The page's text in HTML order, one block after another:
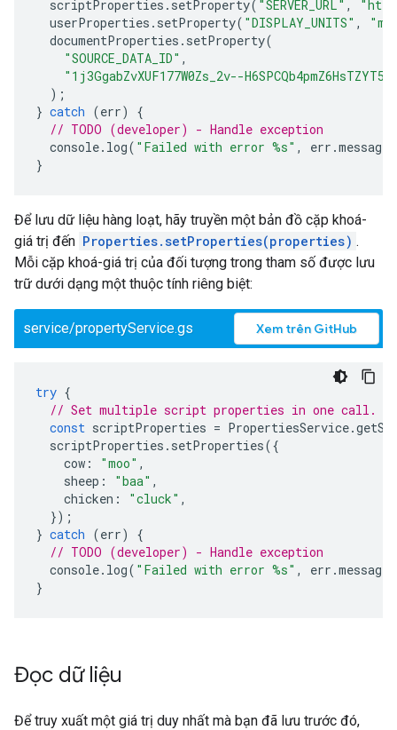
scriptProperties . setProperty( "SERVER_URL" ,
userProperties . setProperty( "DISPLAY_UNITS" ,
documentProperties . setProperty(
"SOURCE_DATA_ID" ,
"1j3GgabZvXUF177W0Zs_2v--
);
} catch (err)
{
// TODO (developer) - Handle exception
console. log( "Failed with error %s" , err .message
}
Để lưu dữ liệu hàng loạt, hãy truyền một bản đồ cặp khoá-
giá trị đến Properties.setProperties(properties) .
Mỗi cặp khoá-giá trị của đối tượng trong tham số được lưu
trữ dưới dạng một thuộc tính riêng biệt:
service/propertyService.gs Xem trên GitHub
try {
// Set multiple script properties in one call.
const scriptProperties = PropertiesService.
scriptProperties . setProperties({
cow : "moo" ,
sheep : "baa" ,
chicken : "cluck" ,
});
} catch (err)
{
// TODO (developer) - Handle exception
console. log( "Failed with error %s" , err .message
}
Đọc dữ liệu
Để truy xuất một giá trị duy nhất mà bạn đã lưu trước đó,